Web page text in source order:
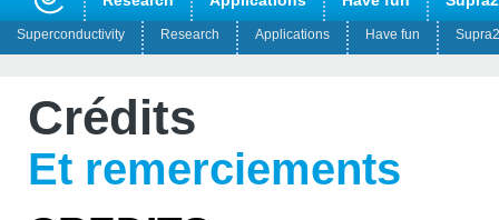
? Les découvreurs
Un peu de théorie
Superconductivity Research Applications Have fun
Crédits
Et remerciements